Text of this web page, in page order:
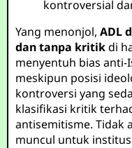
kontroversial
Yang menonjol,ADL
dan tanpa kritikdi
menyentuh bias anti-
meskipun posisi
kontroversi yang
klasifikasi kritik
antisemitisme. Tidak
muncul untuk